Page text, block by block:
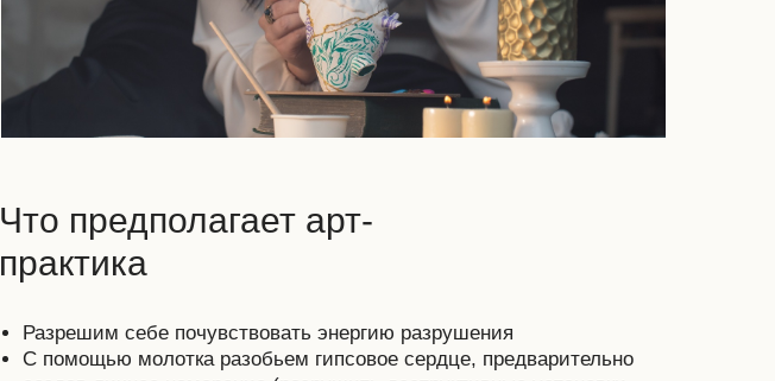
Что предполагает арт-
практика
Разрешим себе почувствовать энергию разрушения
С помощью молотка разобьем гипсовое сердце, предварительно